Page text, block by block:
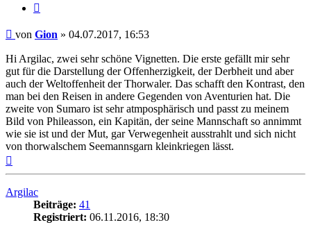
Beitrag
von Gion » 04.07.2017, 16:53
Hi Argilac, zwei sehr schöne Vignetten. Die erste gefällt mir sehr
gut für die Darstellung der Offenherzigkeit, der Derbheit und aber
auch der Weltoffenheit der Thorwaler. Das schafft den Kontrast, den
man bei den Reisen in andere Gegenden von Aventurien hat. Die
zweite von Sumaro ist sehr atmposphärisch und passt zu meinem
Bild von Phileasson, ein Kapitän, der seine Mannschaft so annimmt
wie sie ist und der Mut, gar Verwegenheit ausstrahlt und sich nicht
von thorwalschem Seemannsgarn kleinkriegen lässt.
Argilac
Beiträge: 41
Registriert: 06.11.2016, 18:30